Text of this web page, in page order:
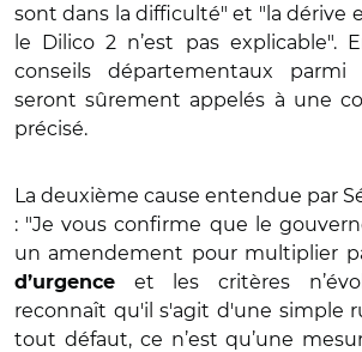
sont dans la difficulté" et "la dérive
le Dilico 2 n’est pas explicable".
conseils départementaux
seront sûrement appelés à une
précisé.
La deuxième cause entendue par
: "Je vous confirme que le
un amendement pour multiplier
d’urgence et les critères
reconnaît qu'il s'agit d'une simple
tout défaut, ce n’est qu’une